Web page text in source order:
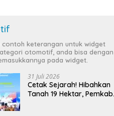
contoh keterangan untuk widget
otomotif, anda bisa dengan
pada widget.
31 Juli 2026
Cetak Sejarah! Hibahkan
Tanah 19 Hektar, Pemkab